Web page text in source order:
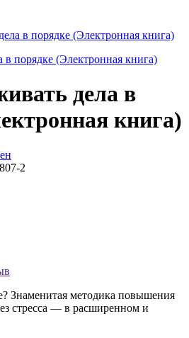
в порядке (Электронная книга)
дела в
книга)
2
Знаменитая методика повышения
стресса — в расширенном и